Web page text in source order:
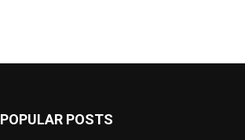
POPULAR POSTS